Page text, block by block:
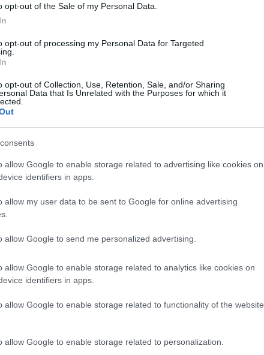
opt-out of the Sale of my Personal Data.
opt-out of processing my Personal Data for Targeted
opt-out of Collection, Use, Retention, Sale, and/or Sharing
Data that Is Unrelated with the Purposes for which it
allow Google to enable storage related to advertising like cookies on
identifiers in apps.
allow my user data to be sent to Google for online advertising
allow Google to send me personalized advertising.
allow Google to enable storage related to analytics like cookies on
identifiers in apps.
allow Google to enable storage related to functionality of the website
allow Google to enable storage related to personalization.